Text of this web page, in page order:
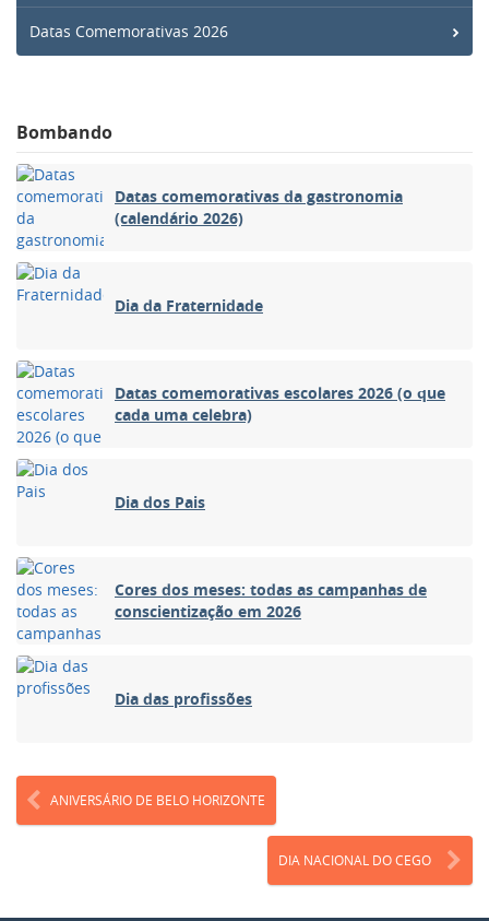
Datas Comemorativas 2026
Bombando
Datas comemorativas da gastronomia
(calendário 2026)
Dia da Fraternidade
Datas comemorativas escolares 2026 (o que
cada uma celebra)
Dia dos Pais
Cores dos meses: todas as campanhas de
conscientização em 2026
Dia das profissões
ANIVERSÁRIO DE BELO HORIZONTE
DIA NACIONAL DO CEGO